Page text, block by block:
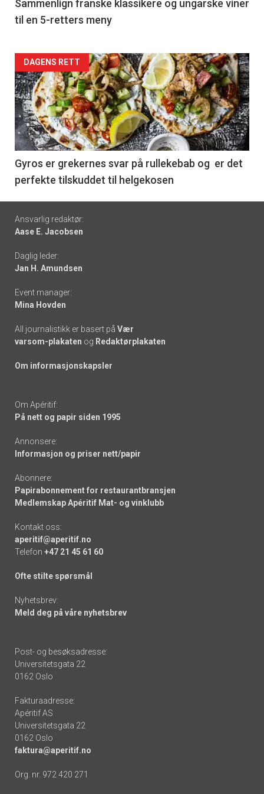
5
Sammenlign franske klassikere og ungarske viner
til en 5-retters meny
Forsiden
akkurat
nå
-
6
DAGENS RETT
Gyros er grekernes svar på rullekebab og er det
perfekte tilskuddet til helgekosen
Footer
-
links
Ansvarlig redaktør:
Aase E. Jacobsen
Daglig leder:
Jan H. Amundsen
Event manager:
Mina Hovden
All journalistikk er basert på Vær
varsom-plakaten og Redaktørplakaten
Om informasjonskapsler
Om Apéritif:
På nett og papir siden 1995
Annonsere:
Informasjon og priser nett/papir
Abonnere:
Papirabonnement for restaurantbransjen
Medlemskap Apéritif Mat- og vinklubb
Kontakt oss:
aperitif@aperitif.no
Telefon +47 21 45 61 60
Ofte stilte spørsmål
Nyhetsbrev:
Meld deg på våre nyhetsbrev
Post- og besøksadresse:
Universitetsgata 22
0162 Oslo
Fakturaadresse:
Apéritif AS
Universitetsgata 22
0162 Oslo
faktura@aperitif.no
Org. nr. 972 420 271